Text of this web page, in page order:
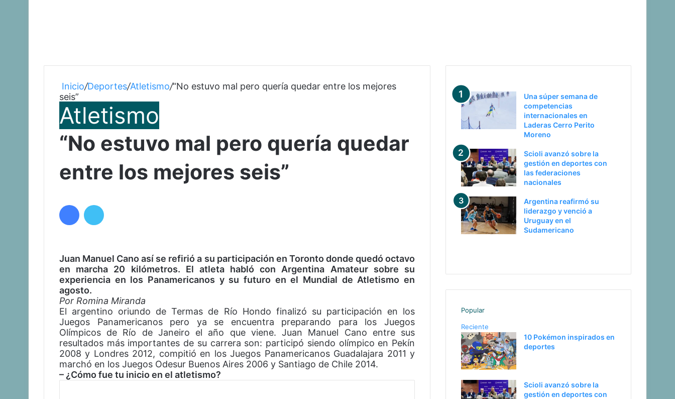
Inicio/Deportes/Atletismo/“No estuvo mal pero quería quedar entre los mejores
seis”
Atletismo
“No estuvo mal pero quería quedar
entre los mejores seis”
Juan Manuel Cano así se refirió a su participación en Toronto donde quedó octavo
en marcha 20 kilómetros. El atleta habló con Argentina Amateur sobre su
experiencia en los Panamericanos y su futuro en el Mundial de Atletismo en
agosto.
Por Romina Miranda
El argentino oriundo de Termas de Río Hondo finalizó su participación en los
Juegos Panamericanos pero ya se encuentra preparando para los Juegos
Olímpicos de Río de Janeiro el año que viene. Juan Manuel Cano entre sus
resultados más importantes de su carrera son: participó siendo olímpico en Pekín
2008 y Londres 2012, compitió en los Juegos Panamericanos Guadalajara 2011 y
marchó en los Juegos Odesur Buenos Aires 2006 y Santiago de Chile 2014.
– ¿Cómo fue tu inicio en el atletismo?
Últimas noticias
Una súper semana de
competencias
internacionales en
Laderas Cerro Perito
Moreno
Scioli avanzó sobre la
gestión en deportes con
las federaciones
nacionales
Argentina reafirmó su
liderazgo y venció a
Uruguay en el
Sudamericano
a
n
r
n
t
á
Popular
Reciente
10 Pokémon inspirados en
deportes
Scioli avanzó sobre la
gestión en deportes con